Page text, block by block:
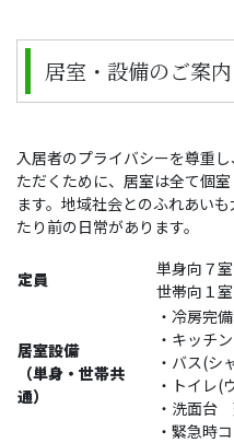
居室・設備のご案内
入居者のプライバシーを尊重
ただくために、居室は全て個
ます。地域社会とのふれあい
たり前の日常があります。
定員
単身向７室
世帯向１室
居室設備
（単身・世帯共
通）
・冷房完備
・キッチ
・バス(シ
・トイレ(
・洗面台
・緊急時